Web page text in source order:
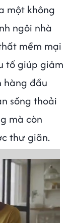
một không
ngôi nhà
mềm mại
tố giúp giảm
hàng đầu
sống thoải
mà còn
thư giãn.